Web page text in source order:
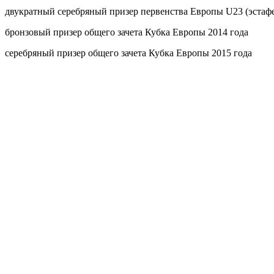
двукратный серебряный призер первенства Европы U23
бронзовый призер общего зачета Кубка Европы 2014 года
серебряный призер общего зачета Кубка Европы 2015 года